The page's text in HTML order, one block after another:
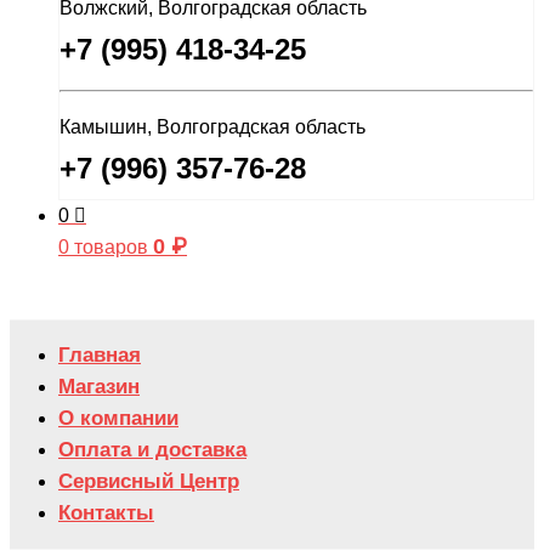
Волжский, Волгоградская область
+7 (995) 418-34-25
Камышин, Волгоградская область
+7 (996) 357-76-28
0
0 товаров 0 ₽
Главная
Магазин
О компании
Оплата и доставка
Сервисный Центр
Контакты